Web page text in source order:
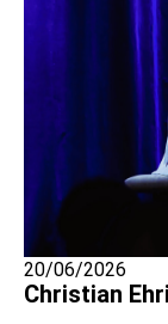
20/06/2026
Christian